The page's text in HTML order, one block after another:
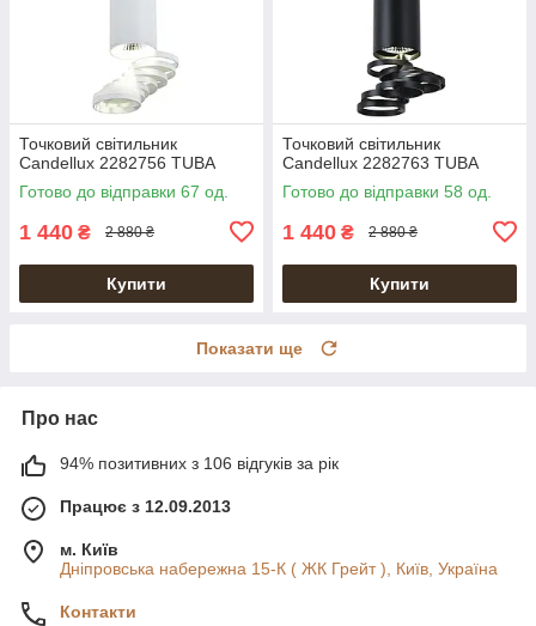
Точковий світильник
Candellux 2282756 TUBA
Готово до відправки 67 од.
1 440 ₴ 2 880 ₴
Купити
Точковий світильник
Candellux 2282763 TUBA
Готово до відправки 58 од.
1 440 ₴ 2 880 ₴
Купити
Показати ще
Про нас
94% позитивних з 106 відгуків за рік
Працює з 12.09.2013
м. Київ
Дніпровська набережна 15-К ( ЖК Грейт ), Київ, Україна
Контакти